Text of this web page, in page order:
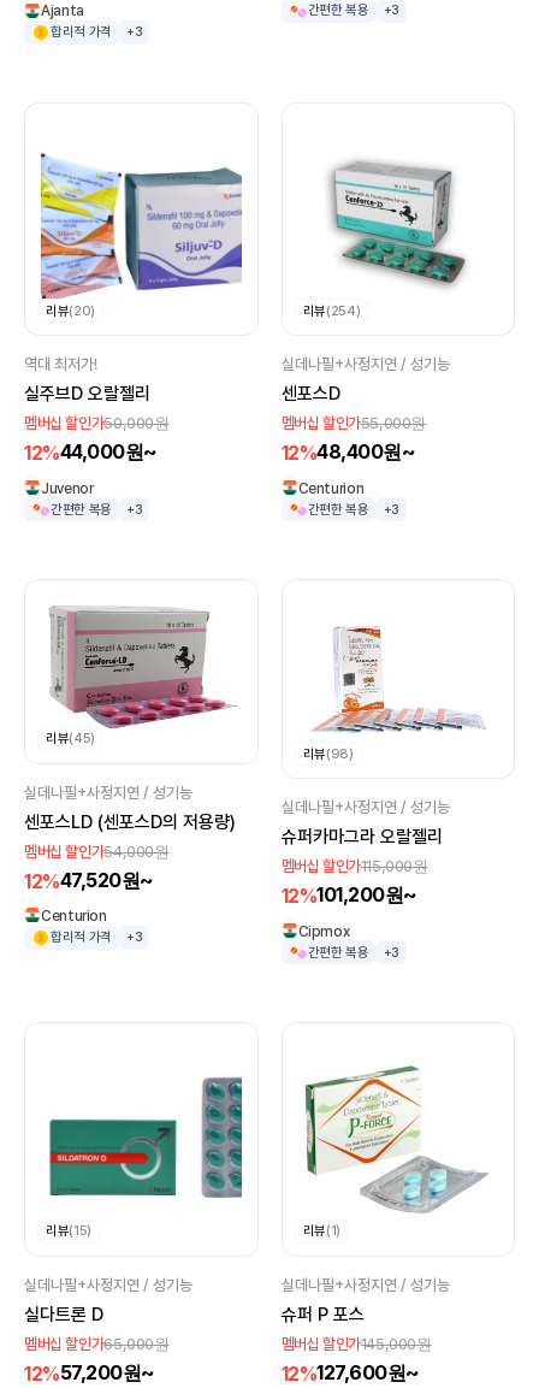
Ajanta
합리적 가격 +3
간편한 복용 +3
리뷰(20)
역대 최저가!
실주브D 오랄젤리
멤버십 할인가50,000원
12%44,000원~
Juvenor
간편한 복용 +3
리뷰(254)
실데나필+사정지연 / 성기능
센포스D
멤버십 할인가55,000원
12%48,400원~
Centurion
간편한 복용 +3
리뷰(45)
실데나필+사정지연 / 성기능
센포스LD (센포스D의 저용량)
멤버십 할인가54,000원
12%47,520원~
Centurion
합리적 가격 +3
리뷰(98)
실데나필+사정지연 / 성기능
슈퍼카마그라 오랄젤리
멤버십 할인가115,000원
12%101,200원~
Cipmox
간편한 복용 +3
리뷰(15)
실데나필+사정지연 / 성기능
실다트론 D
멤버십 할인가65,000원
12%57,200원~
리뷰(1)
실데나필+사정지연 / 성기능
슈퍼 P 포스
멤버십 할인가145,000원
12%127,600원~